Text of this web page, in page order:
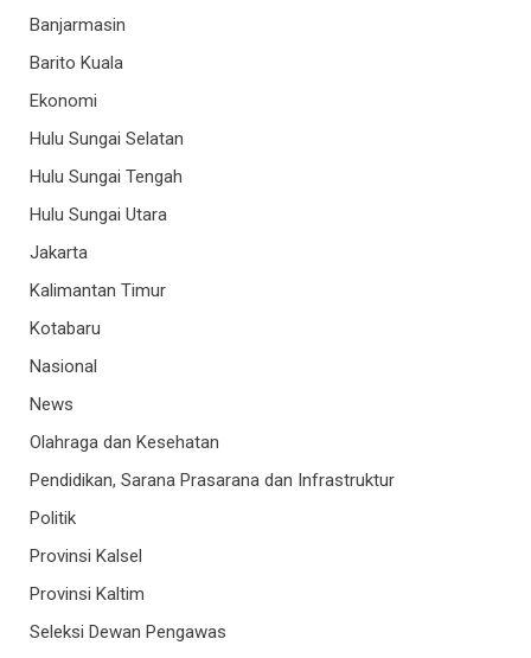
Banjarmasin
Barito Kuala
Ekonomi
Hulu Sungai Selatan
Hulu Sungai Tengah
Hulu Sungai Utara
Jakarta
Kalimantan Timur
Kotabaru
Nasional
News
Olahraga dan Kesehatan
Pendidikan, Sarana Prasarana dan Infrastruktur
Politik
Provinsi Kalsel
Provinsi Kaltim
Seleksi Dewan Pengawas